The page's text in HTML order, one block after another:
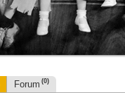
Forum (0)